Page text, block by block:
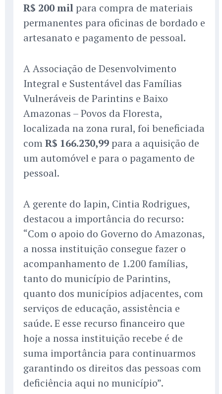
R$ 200 mil para compra de materiais
permanentes para oficinas de bordado e
artesanato e pagamento de pessoal.
A Associação de Desenvolvimento
Integral e Sustentável das Famílias
Vulneráveis de Parintins e Baixo
Amazonas – Povos da Floresta,
localizada na zona rural, foi beneficiada
comR$ 166.230,99 para a aquisição de
um automóvel e para o pagamento de
pessoal.
A gerente do Iapin, Cintia Rodrigues,
destacou a importância do recurso:
“Com o apoio do Governo do Amazonas,
a nossa instituição consegue fazer o
acompanhamento de 1.200 famílias,
tanto do município de Parintins,
quanto dos municípios adjacentes, com
serviços de educação, assistência e
saúde. E esse recurso financeiro que
hoje a nossa instituição recebe é de
suma importância para continuarmos
garantindo os direitos das pessoas com
deficiência aqui no município”.